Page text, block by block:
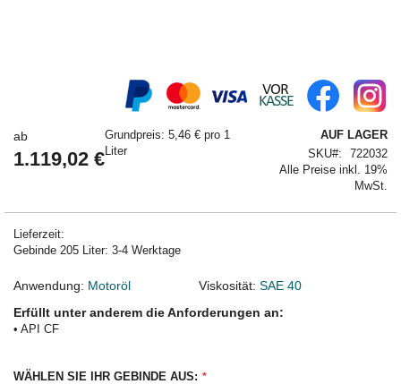
ab
1.119,02 €
Grundpreis: 5,46 € pro 1
Liter
AUF LAGER
SKU
722032
Alle Preise inkl. 19%
MwSt.
Lieferzeit:
Gebinde 205 Liter: 3-4 Werktage
Anwendung: Motoröl Viskosität: SAE 40
Erfüllt unter anderem die Anforderungen an:
• API CF
WÄHLEN SIE IHR GEBINDE AUS:
der
Bildergalerie